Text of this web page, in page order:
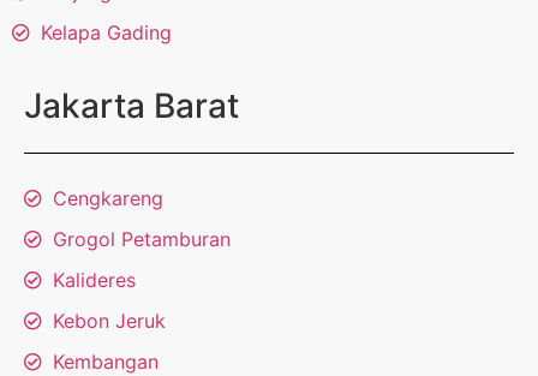
Kelapa Gading
Jakarta Barat
Cengkareng
Grogol Petamburan
Kalideres
Kebon Jeruk
Kembangan